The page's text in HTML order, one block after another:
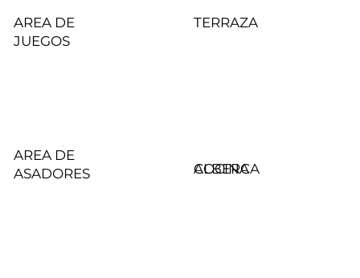
AREA DE
JUEGOS
TERRAZA
AREA DE
ASADORES
ALBERCA
COCINA